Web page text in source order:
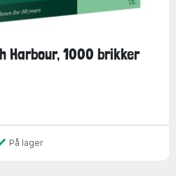
Harbour, 1000 brikker
På lager